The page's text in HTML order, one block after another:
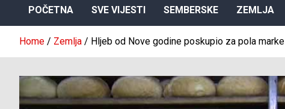
POČETNA SVE VIJESTI SEMBERSKE ZEMLJA
Home Zemlja Hljeb od Nove godine poskupio za pola marke